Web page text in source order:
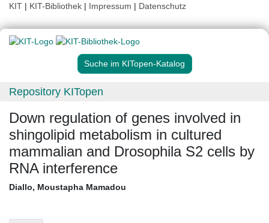
KIT | KIT-Bibliothek | Impressum | Datenschutz
Suche im KITopen-Katalog
Repository KITopen
Down regulation of genes involved in
shingolipid metabolism in cultured
mammalian and Drosophila S2 cells by
RNA interference
Diallo, Moustapha Mamadou